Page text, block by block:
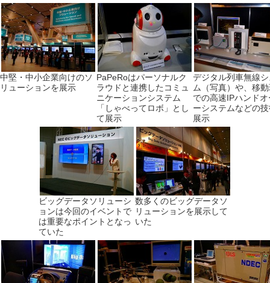
中堅・中小企業向けのソ
リューションを展示
PaPeRoはパーソナルク
ラウドと連携したコミュ
ニケーションシステム
「しゃべってロボ」とし
て展示
デジタル列車無線
ム（写真）や、移
での高速IPハンドオ
ーシステムなどの
展示
ビッグデータソリューシ
ョンは今回のイベントで
は重要なポイントとなっ
ていた
数多くのビッグデータソ
リューションを展示して
いた